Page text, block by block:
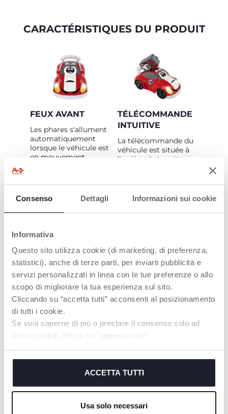
Consenso Dettagli Informazioni sui cookie
Informativa
Questo sito utilizza cookie (di marketing, di preferenza,
statistici), anche di terze parti, per inviarti pubblicità e
servizi personalizzati in linea con le tue preferenze o allo
scopo di migliorare la tua esperienza sul sito.
Cliccando su “accetta tutti” acconsenti al posizionamento
di tutti i cookie.
Se vuoi saperne di più o prestare il consenso solo ad
alcuni cookie, clicca su "impostazioni".
cookie tecnici, indispensabili per fruire del servizio
ACCETTA TUTTI
Usa solo necessari
CARACTÉRISTIQUES DU PRODUIT
FEUX AVANT
Les phares s'allument
automatiquement
lorsque le véhicule est
en mouvement.
TÉLÉCOMMANDE
INTUITIVE
La télécommande du
véhicule est située à
l'arrière de la voiture.
TAPIS ELECTRONIQUE DE
Tom Voiture de Course RC